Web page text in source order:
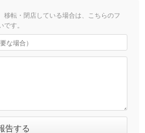
移転・閉店している場合は、こちらのフ
す。